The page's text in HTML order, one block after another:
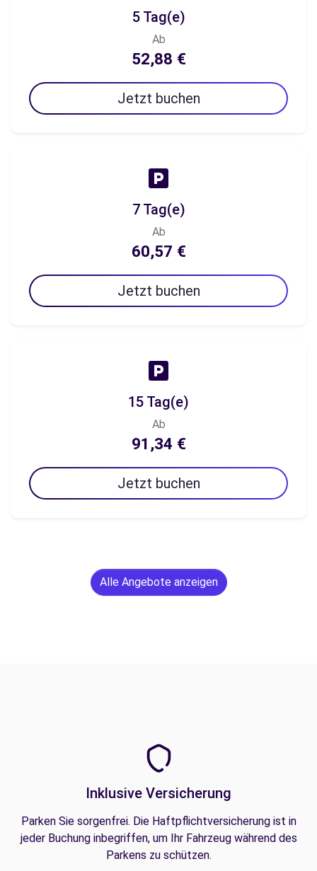
5 Tag(e)
Ab
52,88 €
Jetzt buchen
7 Tag(e)
Ab
60,57 €
Jetzt buchen
15 Tag(e)
Ab
91,34 €
Jetzt buchen
Alle Angebote anzeigen
Inklusive Versicherung
Parken Sie sorgenfrei. Die Haftpflichtversicherung ist in
jeder Buchung inbegriffen, um Ihr Fahrzeug während des
Parkens zu schützen.